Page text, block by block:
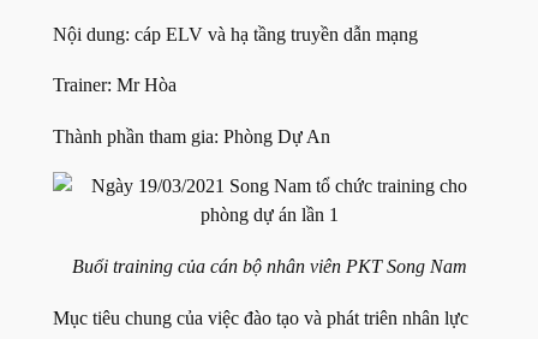
Nội dung: cáp ELV và hạ tầng truyền dẫn mạng
Trainer: Mr Hòa
Thành phần tham gia: Phòng Dự An
Buổi training của cán bộ nhân viên PKT Song Nam
Mục tiêu chung của việc đào tạo và phát triên nhân lực